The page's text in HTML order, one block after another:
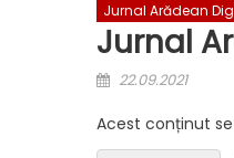
Jurnal Arădean
Jurnal
Posted on
22.09.2021
Acest conținut